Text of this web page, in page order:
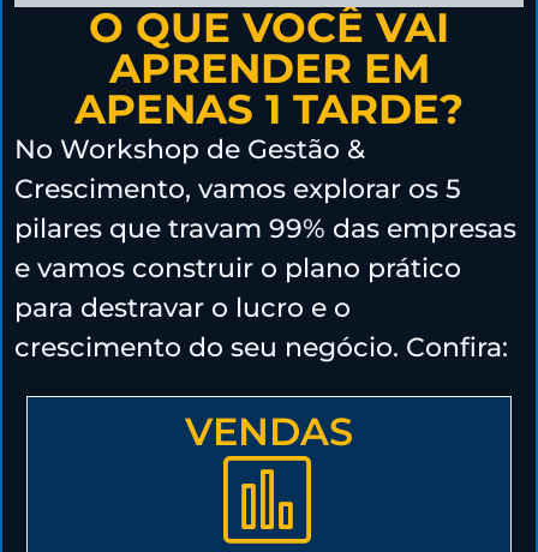
O QUE VOCÊ VAI
APRENDER EM
APENAS 1 TARDE?
No Workshop de Gestão &
Crescimento, vamos explorar os 5
pilares que travam 99% das empresas
e vamos construir o plano prático
para destravar o lucro e o
crescimento do seu negócio. Confira:
VENDAS